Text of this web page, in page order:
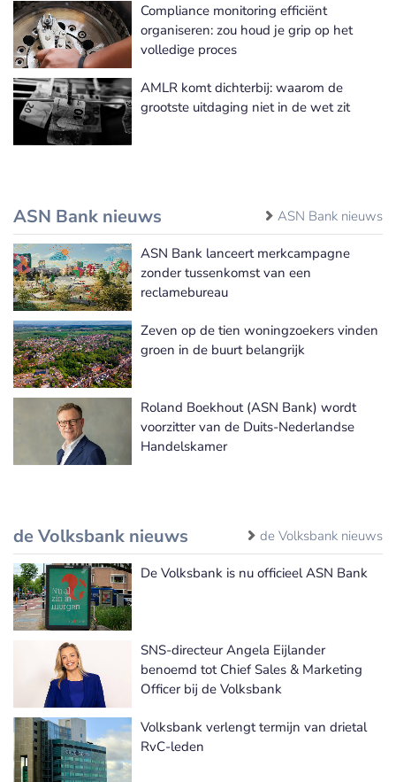
Compliance monitoring efficiënt
organiseren: zou houd je grip op het
volledige proces
AMLR komt dichterbij: waarom de
grootste uitdaging niet in de wet zit
ASN Bank nieuws ASN Bank nieuws
ASN Bank lanceert merkcampagne
zonder tussenkomst van een
reclamebureau
Zeven op de tien woningzoekers vinden
groen in de buurt belangrijk
Roland Boekhout (ASN Bank) wordt
voorzitter van de Duits-Nederlandse
Handelskamer
de Volksbank nieuws de Volksbank nieuws
De Volksbank is nu officieel ASN Bank
SNS-directeur Angela Eijlander
benoemd tot Chief Sales & Marketing
Officer bij de Volksbank
Volksbank verlengt termijn van drietal
RvC-leden